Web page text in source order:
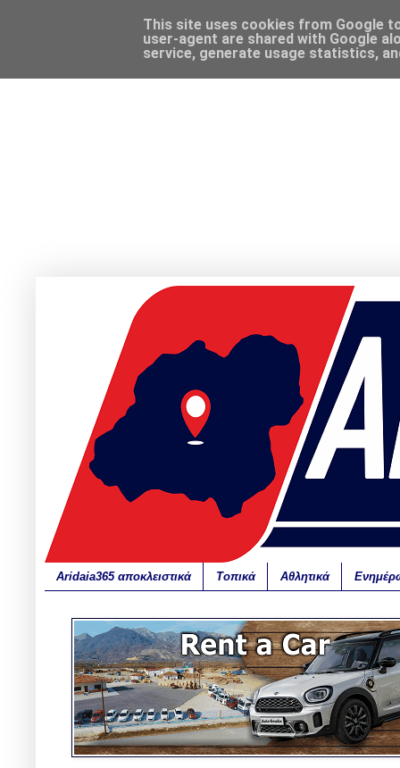
Aridaia365 αποκλειστικά Τοπικά Αθλητικά
This site uses cookies from Google
user-agent are shared with Google
service, generate usage statistics,